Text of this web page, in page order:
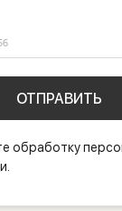
ОТПРАВИТЬ
обработку